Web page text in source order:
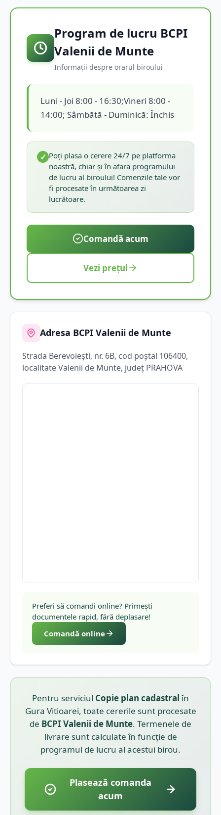
Program de lucru BCPI
Valenii de Munte
Informații despre orarul biroului
Luni - Joi 8:00 - 16:30;Vineri 8:00 -
14:00; Sâmbătă - Duminică: Închis
✓ Poți plasa o cerere 24/7 pe platforma
noastră, chiar și în afara programului
de lucru al biroului! Comenzile tale vor
fi procesate în următoarea zi
lucrătoare.
Comandă acum
Vezi prețul
Adresa BCPI Valenii de Munte
Strada Berevoiești, nr. 6B, cod poștal 106400,
localitateValenii de Munte, județ PRAHOVA
Preferi să comandi online? Primești
documentele rapid, fără deplasare!
Comandă online
Pentru serviciul Copie plan cadastralîn
Gura Vitioarei, toate cererile sunt procesate
de BCPI Valenii de Munte. Termenele de
livrare sunt calculate în funcție de
programul de lucru al acestui birou.
Plasează comanda
acum